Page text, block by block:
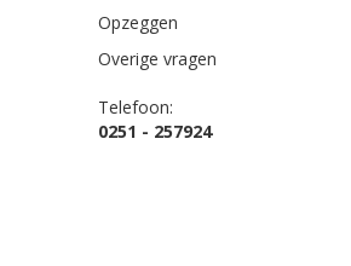
Opzeggen
Overige vragen
Telefoon:
0251 - 257924